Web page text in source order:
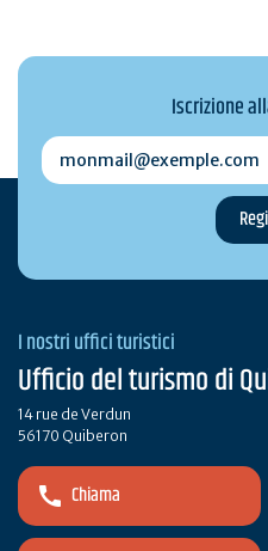
Iscrizione
monmail@exemple.com
I nostri uffici turistici
Ufficio del turismo di
14 rue de Verdun
56170 Quiberon
Chiama